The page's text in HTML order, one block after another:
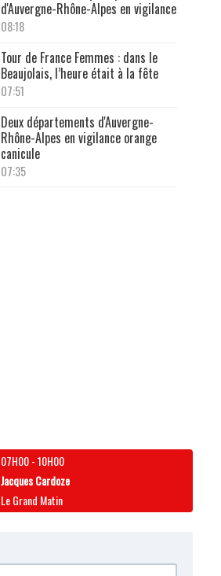
d'Auvergne-Rhône-Alpes en vigilance
08:18
Tour de France Femmes : dans le
Beaujolais, l’heure était à la fête
07:51
Deux départements d'Auvergne-
Rhône-Alpes en vigilance orange
canicule
07:35
07H00-10H00
Jacques Cardoze
Le Grand Matin